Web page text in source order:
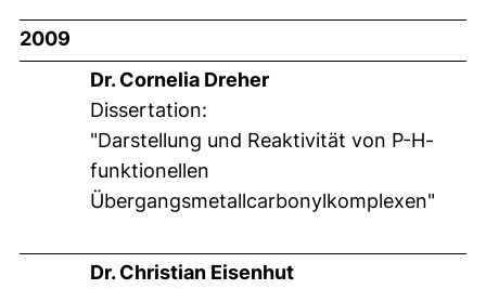
2009
Dr. Cornelia Dreher
Dissertation:
"Darstellung und Reaktivität von P-H-
funktionellen
Übergangsmetallcarbonylkomplexen"
Dr. Christian Eisenhut